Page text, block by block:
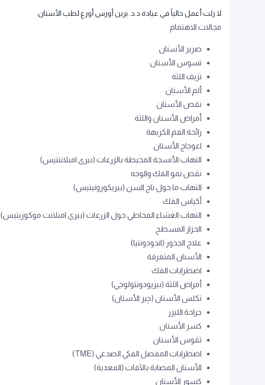
لا زلت أعمل حالياً في عيادة د.د. برين أورس أورغ لطب الأسنان.
مجالات الاهتمام
صرير الأسنان
تسوس الأسنان
نزيف اللثة
ألم الأسنان
نقص الأسنان
أمراض الأسنان واللثة
رائحة الفم الكريهة
اعوجاج الأسنان
التهاب الأنسجة المحيطة بالزرعات (بيرى امبلانتتيس)
نقص نمو الفك والوجه
التهاب ما حول تاج السن (بيريكورونيتيس)
أكياس الفك
التهاب الغشاء المخاطي حول الزرعات (بيري امبلانت موكوزيتيس)
الحزاز المسطح
علاج الجذور (اندودونتيا)
الأسنان المتفرقة
اضطرابات الفك
أمراض اللثة (بيريودونتولوجي)
تكلس الأسنان (جِير الأسنان)
جراحة الليزر
كسر الأسنان
تقوس الأسنان
اضطرابات المفصل الفكي الصدغي (TME)
الأسنان المصابة بالآفات (المعدية)
كسور الأسنان